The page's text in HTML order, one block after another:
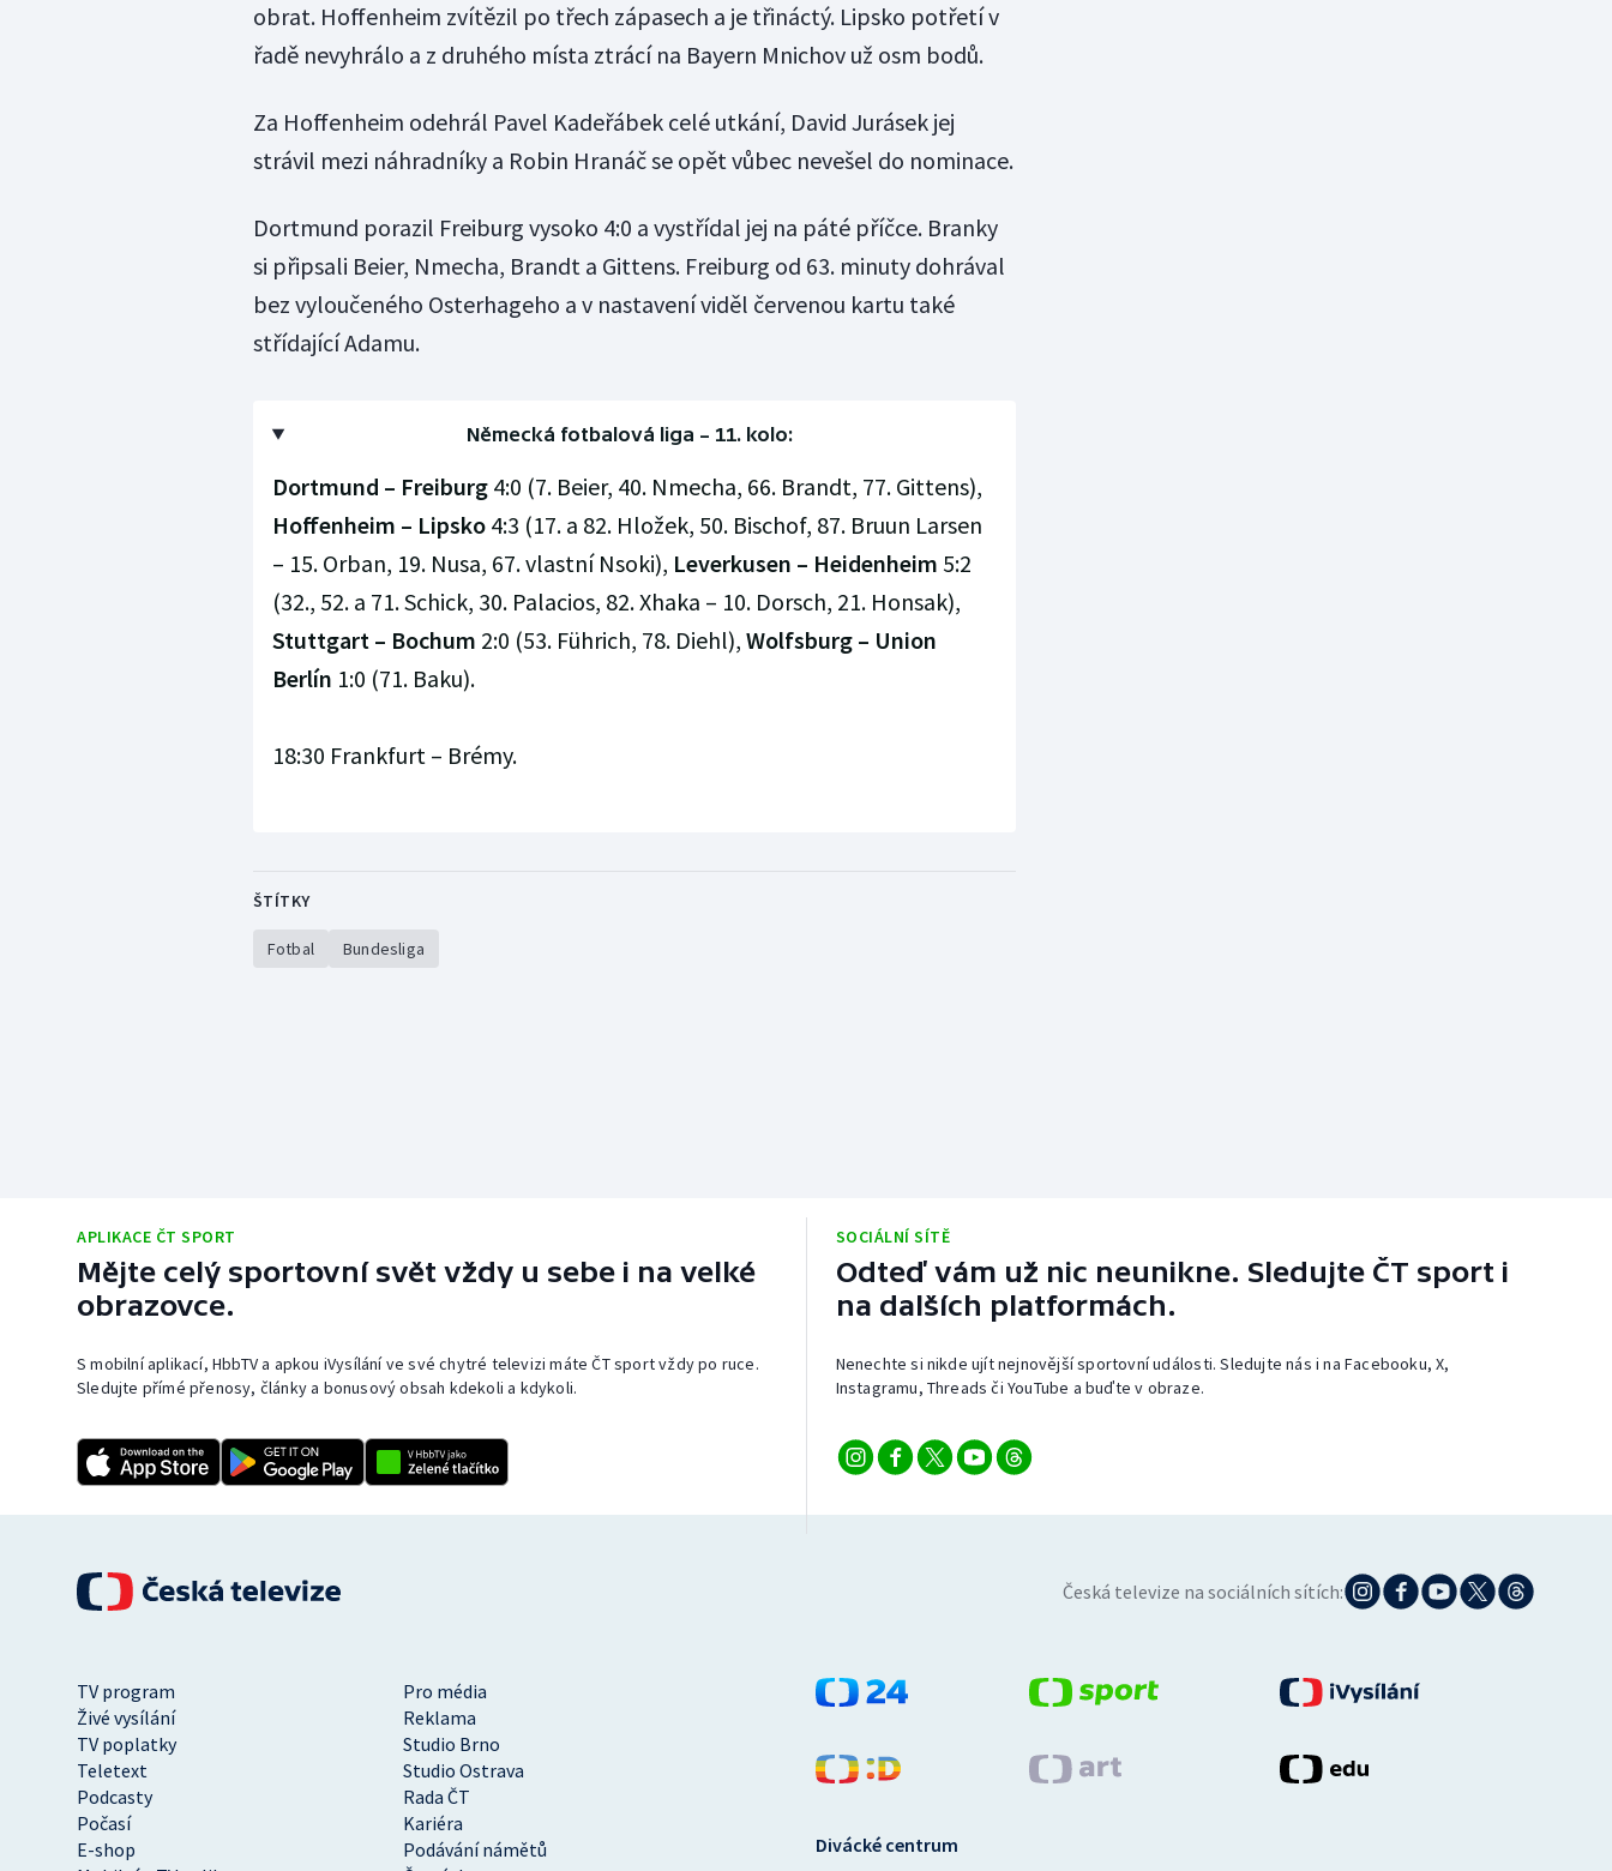
obrat. Hoffenheim zvítězil po třech zápasech a je třináctý. Lipsko potřetí v
řadě nevyhrálo a z druhého místa ztrácí na Bayern Mnichov už osm bodů.
Za Hoffenheim odehrál Pavel Kadeřábek celé utkání, David Jurásek jej
strávil mezi náhradníky a Robin Hranáč se opět vůbec nevešel do nominace.
Dortmund porazil Freiburg vysoko 4:0 a vystřídal jej na páté příčce. Branky
si připsali Beier, Nmecha, Brandt a Gittens. Freiburg od 63. minuty dohrával
bez vyloučeného Osterhageho a v nastavení viděl červenou kartu také
střídající Adamu.
Německá fotbalová liga – 11. kolo:
Dortmund – Freiburg4:0 (7. Beier, 40. Nmecha, 66. Brandt, 77. Gittens),
Hoffenheim – Lipsko4:3 (17. a 82. Hložek, 50. Bischof, 87. Bruun Larsen
– 15. Orban, 19. Nusa, 67. vlastní Nsoki), Leverkusen – Heidenheim 5:2
(32., 52. a 71. Schick, 30. Palacios, 82. Xhaka – 10. Dorsch, 21. Honsak),
Stuttgart – Bochum 2:0 (53. Führich, 78. Diehl), Wolfsburg – Union
Berlín 1:0 (71. Baku).
18:30 Frankfurt – Brémy.
ŠTÍTKY
Fotbal Bundesliga
APLIKACE ČT SPORT
Mějte celý sportovní svět vždy u sebe i na velké
obrazovce.
S mobilní aplikací, HbbTV a apkou iVysílání ve své chytré televizi máte ČT sport vždy po ruce.
Sledujte přímé přenosy, články a bonusový obsah kdekoli a kdykoli.
SOCIÁLNÍ SÍTĚ
Odteď vám už nic neunikne. Sledujte ČT sport i
na dalších platformách.
Nenechte si nikde ujít nejnovější sportovní události. Sledujte nás i na Facebooku, X,
Instagramu, Threads či YouTube a buďte v obraze.
Česká televize na sociálních sítích:
TV program
Pro média
Živé vysílání
Reklama
TV poplatky
Studio Brno
Teletext
Studio Ostrava
Podcasty
Rada ČT
Počasí
Kariéra
E-shop
Podávání námětů
Divácké centrum